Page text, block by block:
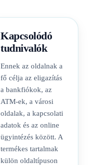
Kapcsolódó
tudnivalók
Ennek az oldalnak a
fő célja az eligazítás
a bankfiókok, az
ATM-ek, a városi
oldalak, a kapcsolati
adatok és az online
ügyintézés között. A
termékes tartalmak
külön oldaltípuson